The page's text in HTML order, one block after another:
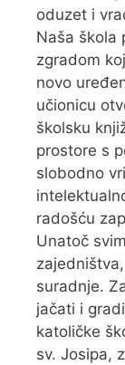
oduzet i
Naša škola
zgradom
novo
učionicu
školsku
prostore s
slobodno
radošću
Unatoč
suradnje.
jačati i
katoličke
sv. Josipa,